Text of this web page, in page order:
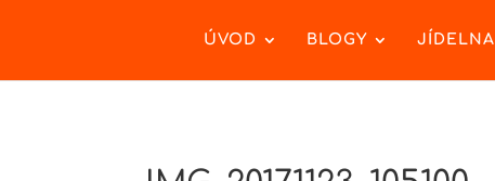
ÚVOD BLOGY JÍDELNA